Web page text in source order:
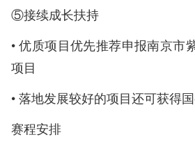
⑤接续成长扶持
• 优质项目优先推荐申报南京市
项目
• 落地发展较好的项目还可获得
赛程安排